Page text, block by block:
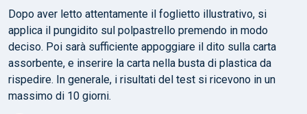
Dopo aver letto attentamente il foglietto illustrativo, si
applica il pungidito sul polpastrello premendo in modo
deciso. Poi sarà sufficiente appoggiare il dito sulla carta
assorbente, e inserire la carta nella busta di plastica da
rispedire. In generale, i risultati del test si ricevono in un
massimo di 10 giorni.